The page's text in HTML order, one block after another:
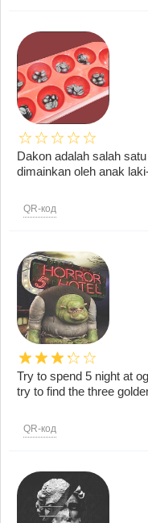
Dakon adalah salah
dimainkan oleh anak
QR-код
Try to spend 5 night at
try to find the three
QR-код